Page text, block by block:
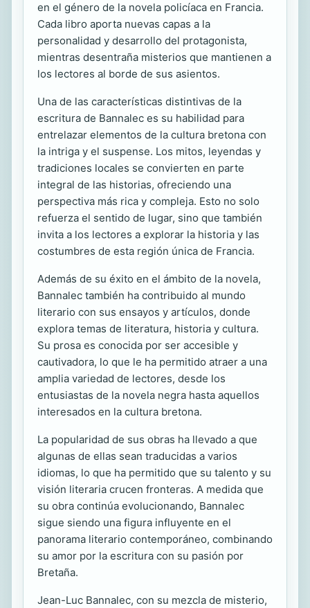
en el género de la novela policíaca en Francia.
Cada libro aporta nuevas capas a la
personalidad y desarrollo del protagonista,
mientras desentraña misterios que mantienen a
los lectores al borde de sus asientos.
Una de las características distintivas de la
escritura de Bannalec es su habilidad para
entrelazar elementos de la cultura bretona con
la intriga y el suspense. Los mitos, leyendas y
tradiciones locales se convierten en parte
integral de las historias, ofreciendo una
perspectiva más rica y compleja. Esto no solo
refuerza el sentido de lugar, sino que también
invita a los lectores a explorar la historia y las
costumbres de esta región única de Francia.
Además de su éxito en el ámbito de la novela,
Bannalec también ha contribuido al mundo
literario con sus ensayos y artículos, donde
explora temas de literatura, historia y cultura.
Su prosa es conocida por ser accesible y
cautivadora, lo que le ha permitido atraer a una
amplia variedad de lectores, desde los
entusiastas de la novela negra hasta aquellos
interesados en la cultura bretona.
La popularidad de sus obras ha llevado a que
algunas de ellas sean traducidas a varios
idiomas, lo que ha permitido que su talento y su
visión literaria crucen fronteras. A medida que
su obra continúa evolucionando, Bannalec
sigue siendo una figura influyente en el
panorama literario contemporáneo, combinando
su amor por la escritura con su pasión por
Bretaña.
Jean-Luc Bannalec, con su mezcla de misterio,